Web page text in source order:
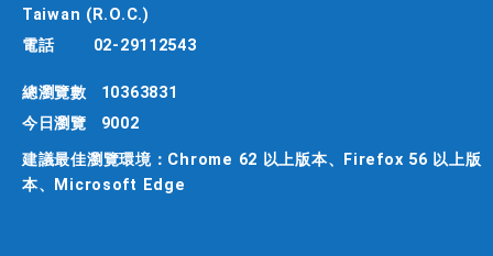
Taiwan (R.O.C.)
電話
02-29112543
總瀏覽數
10363831
今日瀏覽
9002
建議最佳瀏覽環境：Chrome 62 以上版本、Firefox 56 以上版
本、Microsoft Edge